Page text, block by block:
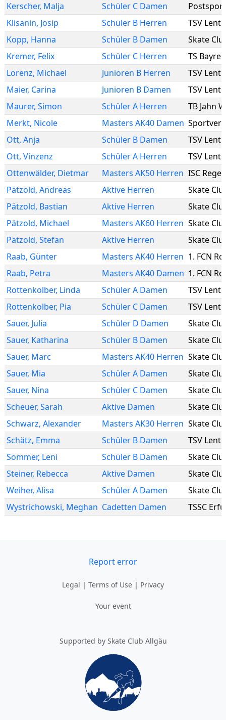
Kerscher, Malja Schüler C Damen
Klisanin, Josip Schüler B Herren
TSV
Kopp, Hanna Schüler B Damen
Skate
Kremer, Felix Schüler C Herren
TS
Lorenz, Michael Junioren B Herren
TSV
Maier, Carina Junioren B Damen
TSV
Maurer, Simon Schüler A Herren
TB Jahn
Merkt, Nicole Masters AK40 Damen
Ott, Anja Schüler B Damen
TSV
Ott, Vinzenz Schüler A Herren
TSV
Ottenwälder, Dietmar Masters AK50 Herren ISC
Pätzold, Andreas Aktive Herren
Skate
Pätzold, Bastian Aktive Herren
Skate
Pätzold, Michael Masters AK60 Herren Skate
Pätzold, Stefan Aktive Herren
Skate
Raab, Günter Masters AK40 Herren 1. FCN
Raab, Petra Masters AK40 Damen 1. FCN
Rottenkolber, Linda Schüler A Damen
TSV
Rottenkolber, Pia Schüler C Damen
TSV
Sauer, Julia Schüler D Damen
Skate
Sauer, Katharina Schüler B Damen
Skate
Sauer, Marc Masters AK40 Herren Skate
Sauer, Mia Schüler A Damen
Skate
Sauer, Nina Schüler C Damen
Skate
Scheuer, Sarah Aktive Damen
Skate
Schwarz, Alexander Masters AK30 Herren Skate
Schätz, Emma Schüler B Damen
TSV
Sommer, Leni Schüler B Damen
Skate
Steiner, Rebecca Aktive Damen
Skate
Weiher, Alisa Schüler A Damen
Skate
Wystrichowski, Meghan Cadetten Damen TSSC
Report error
Legal | Terms of Use | Privacy
Your event
Supported by Skate Club Allgäu